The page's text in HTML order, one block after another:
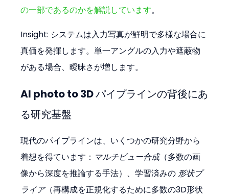
の一部であるのかを解説しています。
Insight: システムは入力写真が鮮明で多様な場合に
真価を発揮します。単一アングルの入力や遮蔽物
がある場合、曖昧さが増します。
AI photo to 3D パイプラインの背後にあ
る研究基盤
現代のパイプラインは、いくつかの研究分野から
着想を得ています： マルチビュー合成（多数の画
像から深度を推論する手法）、学習済みの 形状プ
ライア（再構成を正規化するために多数の3D形状